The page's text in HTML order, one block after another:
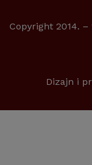
Copyright 2014.
Dizajn i